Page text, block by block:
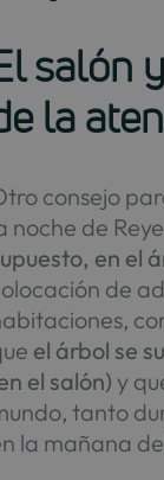
salón
la
consejo
noche de
en el
de
el árbol se
el salón) y
tanto
la mañana